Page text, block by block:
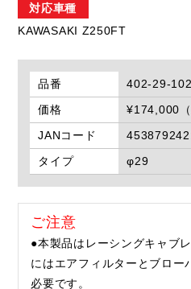
対応車種
KAWASAKI Z250FT
品番
402-29-102
価格
¥174,000
JANコード
タイプ
φ29
ご注意
●本製品はレーシングキャブ
にはエアフィルターとブロー
必要です。